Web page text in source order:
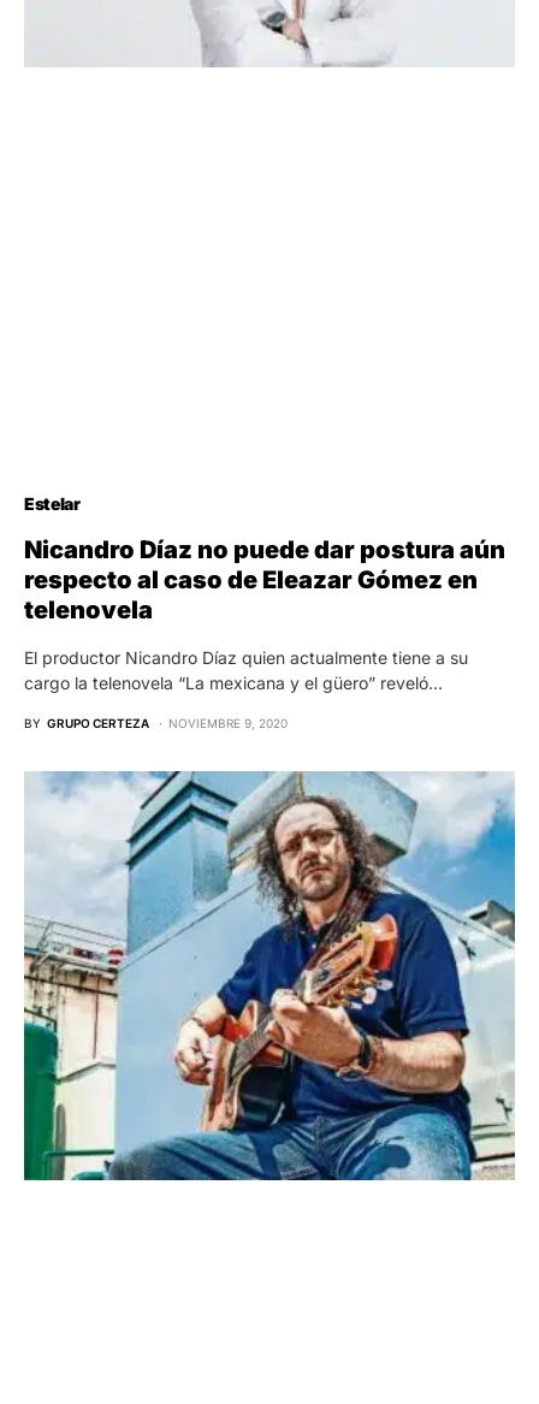
Estelar
Nicandro Díaz no puede dar postura aún
respecto al caso de Eleazar Gómez en
telenovela
El productor Nicandro Díaz quien actualmente tiene a su
cargo la telenovela “La mexicana y el güero” reveló…
BY GRUPO CERTEZA NOVIEMBRE 9, 2020